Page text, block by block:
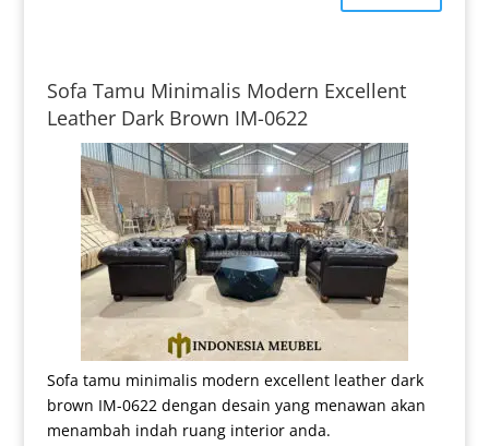
Sofa Tamu Minimalis Modern Excellent
Leather Dark Brown IM-0622
Sofa tamu minimalis modern excellent leather dark
brown IM-0622 dengan desain yang menawan akan
menambah indah ruang interior anda.